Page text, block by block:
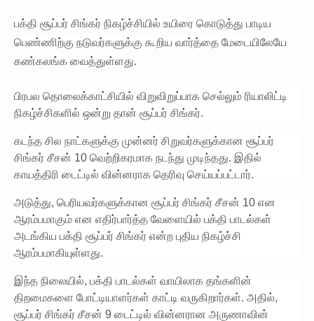
பக்தி சூப்பர் சிங்கர் நிகழ்ச்சியில் உயிரை கொடுத்து பாடிய
பெண்ணிற்கு நடுவர்களுக்கு கூறிய வார்த்தை மேடையிலேயே
கண்கலங்க வைத்துள்ளது.
பிரபல தொலைக்காட்சியில் விறுவிறுப்பாக செல்லும் ரியாலிட்டி
நிகழ்ச்சிகளில் ஒன்று தான் சூப்பர் சிங்கர்.
கடந்த சில நாட்களுக்கு முன்னர் சிறுவர்களுக்கான சூப்பர்
சிங்கர் சீசன் 10 வெற்றிகரமாக நடந்து முடிந்தது. இதில்
காயத்திரி டைட்டில் வின்னராக தெரிவு செய்யப்பட்டார்.
அடுத்து, பெரியவர்களுக்கான சூப்பர் சிங்கர் சீசன் 10 என
ஆரம்பமாகும் என எதிர்பார்த்த வேளையில் பக்தி பாடல்கள்
அடங்கிய பக்தி சூப்பர் சிங்கர் என்ற புதிய நிகழ்ச்சி
ஆரம்பமாகியுள்ளது.
இந்த நிலையில், பக்தி பாடல்கள் வாயிலாக தங்களின்
திறமைகளை போட்டியாளர்கள் காட்டி வருகிறார்கள். அதில்,
சூப்பர் சிங்கர் சீசன் 9 டைட்டில் வின்னரான அருணாவின்